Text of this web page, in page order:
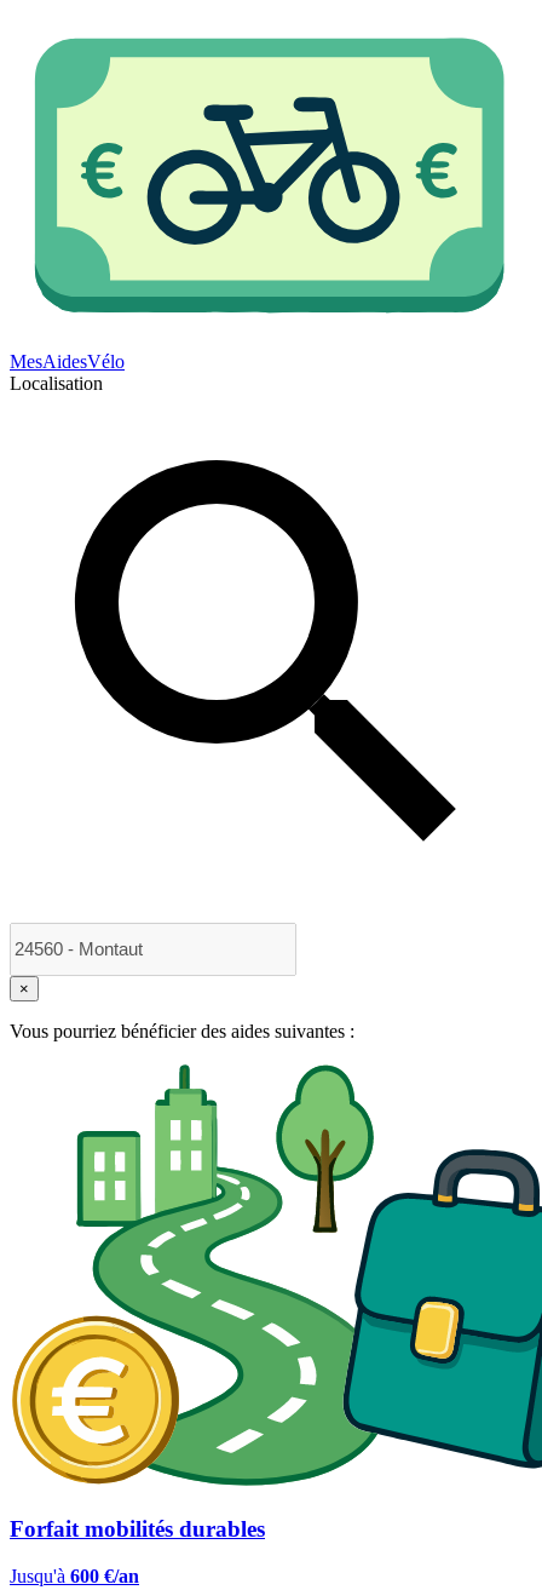
MesAidesVélo
Localisation
×
Vous pourriez bénéficier des aides suivantes :
Forfait mobilités durables
Jusqu'à 600 €/an